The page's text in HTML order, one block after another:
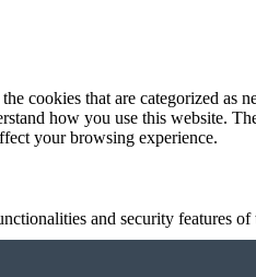
that are categorized as
how you use this website.
your browsing experience.
and security features